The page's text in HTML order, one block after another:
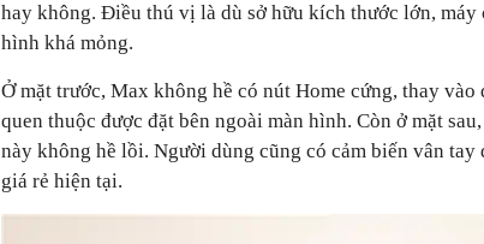
hay không. Điều thú vị là dù sở hữu kích thước lớn, máy
hình khá mỏng.
Ở mặt trước, Max không hề có nút Home cứng, thay
quen thuộc được đặt bên ngoài màn hình. Còn ở mặt
này không hề lồi. Người dùng cũng có cảm biến vân tay
giá rẻ hiện tại.